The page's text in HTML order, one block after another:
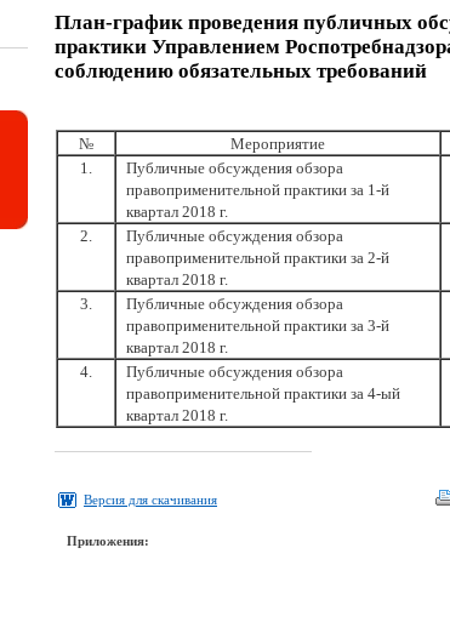
План-график проведения публичных
практики Управлением
соблюдению обязательных требований
№ Мероприятие
1.
Публичные обсуждения обзора
правоприменительной практики за 1-й
квартал 2018 г.
2.
Публичные обсуждения обзора
правоприменительной практики за 2-й
квартал 2018 г.
3.
Публичные обсуждения обзора
правоприменительной практики за 3-й
квартал 2018 г.
4.
Публичные обсуждения обзора
правоприменительной практики за 4-ый
квартал 2018 г.
Версия для скачивания
Приложения: